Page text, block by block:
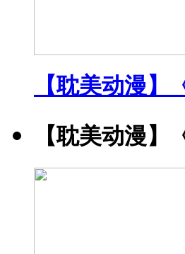
【耽美动漫
【耽美动漫